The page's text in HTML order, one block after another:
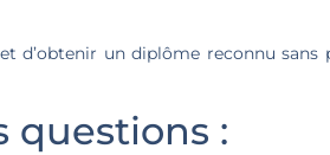
d’obtenir un diplôme reconnu
questions :